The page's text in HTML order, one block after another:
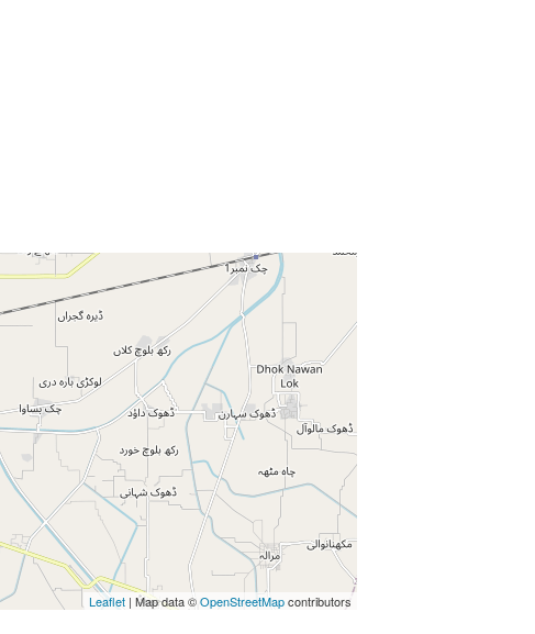
Press Enter key to search
Leaflet | Map data ©OpenStreetMapcontributors